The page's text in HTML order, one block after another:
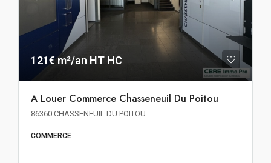
121€ m²/an HT HC
A Louer Commerce Chasseneuil Du Poitou
86360 CHASSENEUIL DU POITOU
COMMERCE